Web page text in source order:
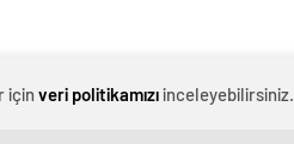
için veri politikamızıinceleyebilirsiniz.